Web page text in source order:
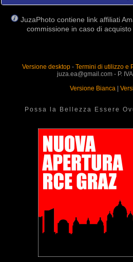
JuzaPhoto contiene link affiliati
commissione in caso di
Versione desktop- Termini di utilizzo e
juza.ea@gmail.com - P.
Versione Bianca |
Possa la Bellezza Essere